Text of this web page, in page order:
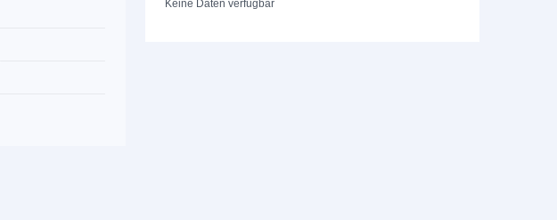
Keine Daten verfügbar